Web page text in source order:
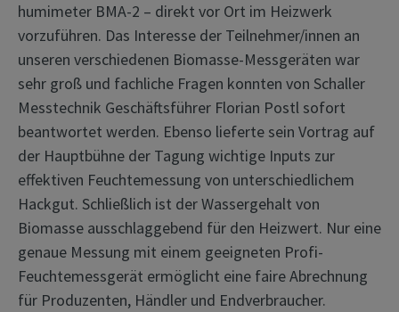
humimeter BMA-2 – direkt vor Ort im Heizwerk
vorzuführen. Das Interesse der Teilnehmer/innen an
unseren verschiedenen Biomasse-Messgeräten war
sehr groß und fachliche Fragen konnten von Schaller
Messtechnik Geschäftsführer Florian Postl sofort
beantwortet werden. Ebenso lieferte sein Vortrag auf
der Hauptbühne der Tagung wichtige Inputs zur
effektiven Feuchtemessung von unterschiedlichem
Hackgut. Schließlich ist der Wassergehalt von
Biomasse ausschlaggebend für den Heizwert. Nur eine
genaue Messung mit einem geeigneten Profi-
Feuchtemessgerät ermöglicht eine faire Abrechnung
für Produzenten, Händler und Endverbraucher.